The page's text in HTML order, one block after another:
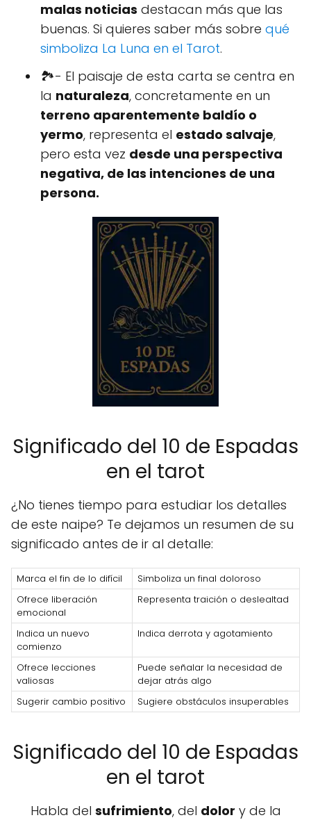
malas noticias destacan más que las
buenas. Si quieres saber más sobre qué
simboliza La Luna en el Tarot.
🏞- El paisaje de esta carta se centra en
la naturaleza, concretamente en un
terreno aparentemente baldío o
yermo, representa el estado salvaje,
pero esta vez desde una perspectiva
negativa, de las intenciones de una
persona.
Significado del 10 de Espadas
en el tarot
¿No tienes tiempo para estudiar los detalles
de este naipe? Te dejamos un resumen de su
significado antes de ir al detalle:
Marca el fin de lo difícil
Simboliza un final doloroso
Ofrece liberación
emocional
Representa traición o deslealtad
Indica un nuevo
comienzo
Indica derrota y agotamiento
Ofrece lecciones
valiosas
Puede señalar la necesidad de
dejar atrás algo
Sugerir cambio positivo
Sugiere obstáculos insuperables
Significado del 10 de Espadas
en el tarot
Habla del sufrimiento, del dolor y de la